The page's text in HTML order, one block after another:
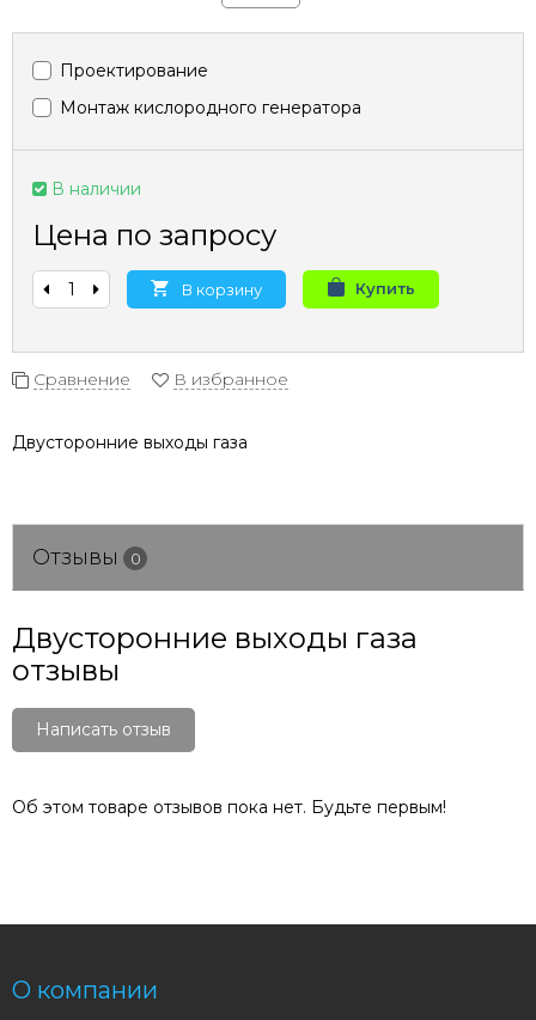
Проектирование
Монтаж кислородного генератора
В наличии
Цена по запросу
В корзину Купить
Сравнение В избранное
Двусторонние выходы газа
Отзывы 0
Двусторонние выходы газа
отзывы
Написать отзыв
Об этом товаре отзывов пока нет. Будьте первым!
О компании